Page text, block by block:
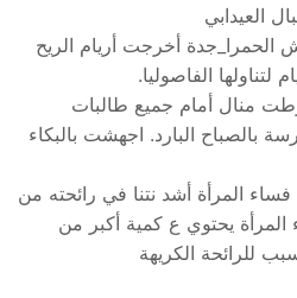
العيدابي
الحمرا_جدة أخرجت أريام الريح
الفاصوليا.
منال أمام جميع طالبات
بالصباح البارد. اجهشت بالبكاء
المرأة أشد نتنا في رائحته من
يحتوي ع كمية أكبر من
للرائحة الكريهة